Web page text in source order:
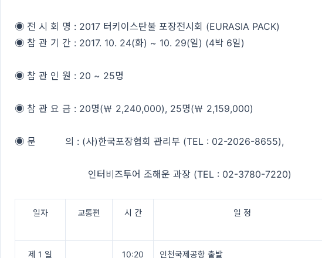
◉ 전 시 회 명 : 2017 터키이스탄불 포장전시회 (EURASIA PACK)
◉ 참 관 기 간 : 2017. 10. 24(화) ~ 10. 29(일) (4박 6일)
◉ 참 관 인 원 : 20 ~ 25명
◉ 참 관 요 금 : 20명(￦ 2,240,000), 25명(￦ 2,159,000)
◉ 문 의 : (사)한국포장협회 관리부 (TEL : 02-2026-8655),
인터비즈투어 조해운 과장 (TEL : 02-3780-7220)
일자 교통편 시 간 일 정
제 1 일
10:20
인천국제공항 출발